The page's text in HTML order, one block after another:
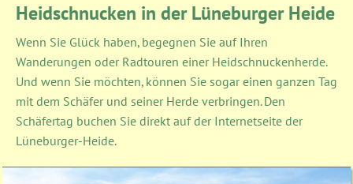
Heidschnucken in der Lüneburger Heide
Wenn Sie Glück haben, begegnen Sie auf Ihren
Wanderungen oder Radtouren einer Heidschnuckenherde.
Und wenn Sie möchten, können Sie sogar einen ganzen Tag
mit dem Schäfer und seiner Herde verbringen. Den
Schäfertag buchen Sie direkt auf der Internetseite der
Lüneburger-Heide.